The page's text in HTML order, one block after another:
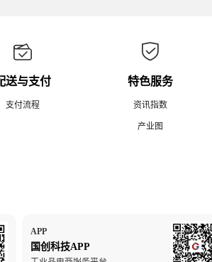
送与支付
支付流程
特色服务
资讯指数
产业图
APP
国创科技APP